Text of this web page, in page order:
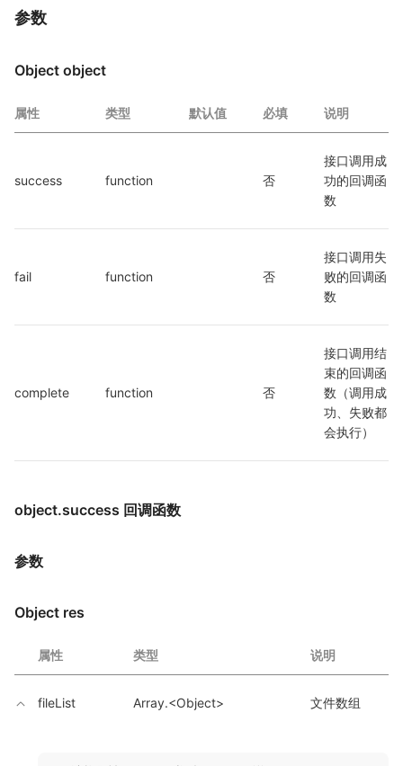
参数
Object object
属性 类型 默认值 必填 说明
success function 否
接口调用成
功的回调函
数
fail function 否
接口调用失
败的回调函
数
complete function 否
接口调用结
束的回调函
数（调用成
功、失败都
会执行）
object.success 回调函数
参数
Object res
属性 类型 说明
fileList Array.<Object> 文件数组